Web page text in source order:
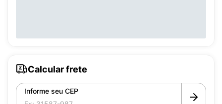
Calcular frete
Informe seu CEP